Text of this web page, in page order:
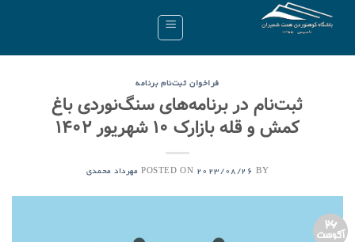
فراخوان ثبت‌نام برنامه
ثبت‌نام در برنامه‌‌های سنگ‌نوردی باغ
کمش و قله بازارک ۱۰ شهریور ۱۴۰۲
POSTED ON 2023/08/26 BY مهرداد محمدی
26
آگوست